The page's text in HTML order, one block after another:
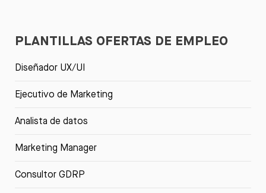
PLANTILLAS OFERTAS DE EMPLEO
Diseñador UX/UI
Ejecutivo de Marketing
Analista de datos
Marketing Manager
Consultor GDRP